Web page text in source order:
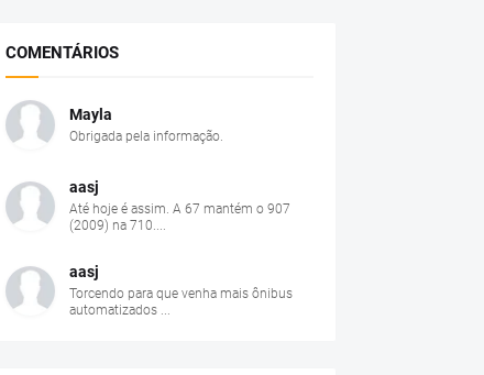
COMENTÁRIOS
Mayla
Obrigada pela informação.
aasj
Até hoje é assim. A 67 mantém o 907
(2009) na 710....
aasj
Torcendo para que venha mais ônibus
automatizados ...